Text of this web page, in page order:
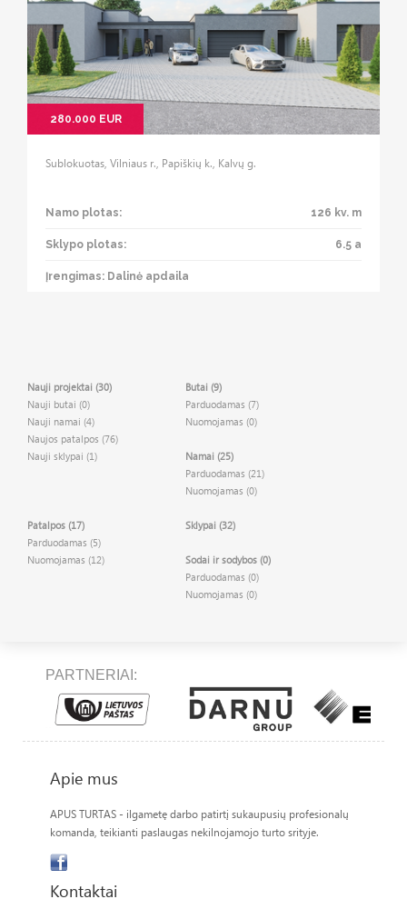
280.000 EUR
Sublokuotas, Vilniaus r., Papiškių k., Kalvų g.
Namo plotas: 126 kv. m
Sklypo plotas: 6.5 a
Įrengimas: Dalinė apdaila
Nauji projektai (30)
Nauji butai (0)
Nauji namai (4)
Naujos patalpos (76)
Nauji sklypai (1)
Butai (9)
Parduodamas (7)
Nuomojamas (0)
Namai (25)
Parduodamas (21)
Nuomojamas (0)
Patalpos (17)
Parduodamas (5)
Nuomojamas (12)
Sklypai (32)
Sodai ir sodybos (0)
Parduodamas (0)
Nuomojamas (0)
PARTNERIAI:
Apie mus
APUS TURTAS - ilgametę darbo patirtį sukaupusių profesionalų
komanda, teikianti paslaugas nekilnojamojo turto srityje.
Kontaktai